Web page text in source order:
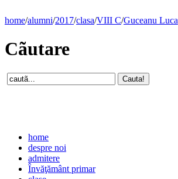
home/alumni/2017/clasa/VIII C/Guceanu Luca
Cãutare
home
despre noi
admitere
Învăţământ primar